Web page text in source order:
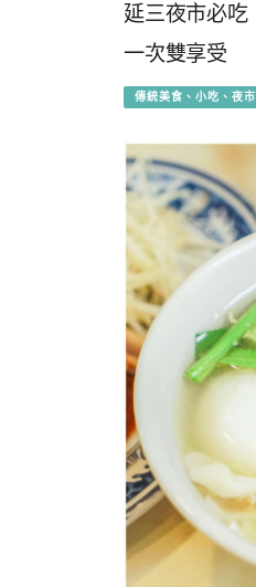
延三夜市必吃
一次雙享受
傳統美食、小吃、夜市